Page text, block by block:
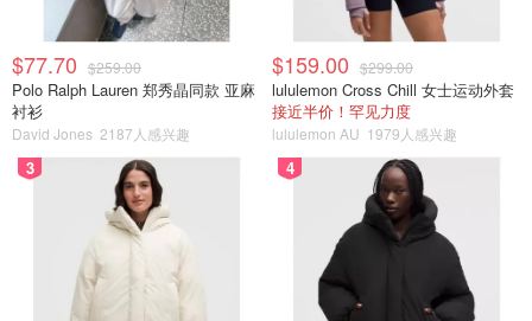
$77.70 $259.00
Polo Ralph Lauren 郑秀晶同款 亚麻
衬衫
David Jones 2187人感兴趣
$159.00 $299.00
lululemon Cross Chill 女士运动外套
接近半价！罕见力度
lululemon AU 1979人感兴趣
3 4